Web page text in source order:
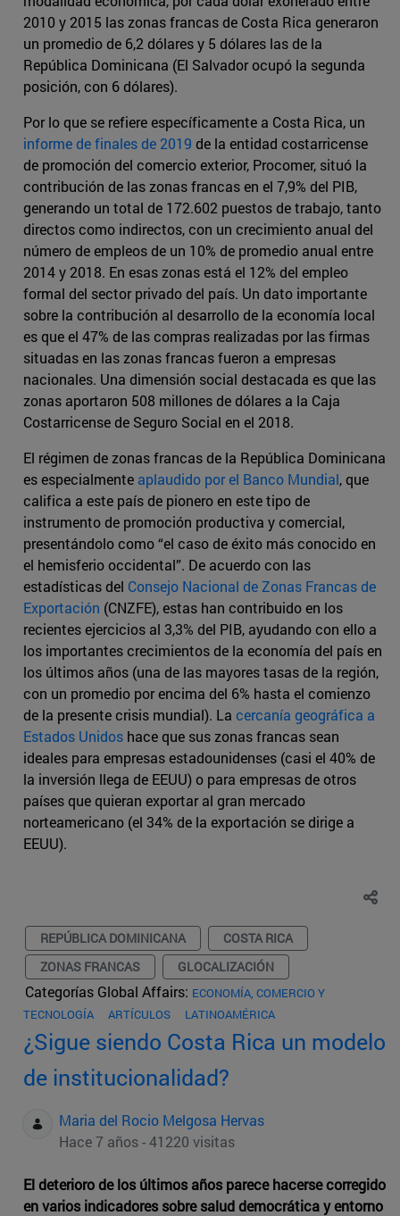
2010 y 2015 las zonas francas de Costa Rica generaron
un promedio de 6,2 dólares y 5 dólares las de la
República Dominicana (El Salvador ocupó la segunda
posición, con 6 dólares).
Por lo que se refiere específicamente a Costa Rica, un
informe de finales de 2019 de la entidad costarricense
de promoción del comercio exterior, Procomer, situó la
contribución de las zonas francas en el 7,9% del PIB,
generando un total de 172.602 puestos de trabajo, tanto
directos como indirectos, con un crecimiento anual del
número de empleos de un 10% de promedio anual entre
2014 y 2018. En esas zonas está el 12% del empleo
formal del sector privado del país. Un dato importante
sobre la contribución al desarrollo de la economía local
es que el 47% de las compras realizadas por las firmas
situadas en las zonas francas fueron a empresas
nacionales. Una dimensión social destacada es que las
zonas aportaron 508 millones de dólares a la Caja
Costarricense de Seguro Social en el 2018.
El régimen de zonas francas de la República Dominicana
es especialmente aplaudido por el Banco Mundial, que
califica a este país de pionero en este tipo de
instrumento de promoción productiva y comercial,
presentándolo como “el caso de éxito más conocido en
el hemisferio occidental”. De acuerdo con las
estadísticas del Consejo Nacional de Zonas Francas de
Exportación (CNZFE), estas han contribuido en los
recientes ejercicios al 3,3% del PIB, ayudando con ello a
los importantes crecimientos de la economía del país en
los últimos años (una de las mayores tasas de la región,
con un promedio por encima del 6% hasta el comienzo
de la presente crisis mundial). La cercanía geográfica a
Estados Unidos hace que sus zonas francas sean
ideales para empresas estadounidenses (casi el 40% de
la inversión llega de EEUU) o para empresas de otros
países que quieran exportar al gran mercado
norteamericano (el 34% de la exportación se dirige a
EEUU).
REPÚBLICA DOMINICANA
COSTA RICA
ZONAS FRANCAS
GLOCALIZACIÓN
Categorías Global Affairs: ECONOMÍA, COMERCIO Y
TECNOLOGÍA
ARTÍCULOS LATINOAMÉRICA
¿Sigue siendo Costa Rica un modelo
de institucionalidad?
Maria del Rocio Melgosa Hervas
Hace 7 años - 41220 visitas
El deterioro de los últimos años parece hacerse corregido
en varios indicadores sobre salud democrática y entorno